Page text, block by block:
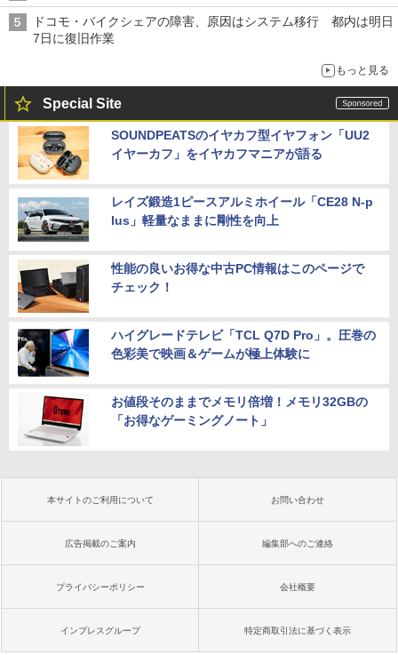
ドコモ・バイクシェアの障害、原因はシステム移行 都内は明日
7日に復旧作業
もっと見る
Special Site
SOUNDPEATSのイヤカフ型イヤフォン「UU2
イヤーカフ」をイヤカフマニアが語る
レイズ鍛造1ピースアルミホイール「CE28 N-p
lus」軽量なままに剛性を向上
性能の良いお得な中古PC情報はこのページで
チェック！
ハイグレードテレビ「TCL Q7D Pro」。圧巻の
色彩美で映画＆ゲームが極上体験に
お値段そのままでメモリ倍増！メモリ32GBの
「お得なゲーミングノート」
本サイトのご利用について お問い合わせ
広告掲載のご案内 編集部へのご連絡
プライバシーポリシー 会社概要
インプレスグループ 特定商取引法に基づく表示